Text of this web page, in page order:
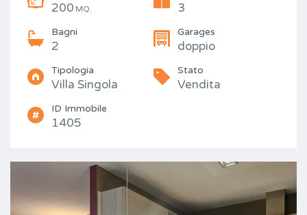
200 MQ. 3
Bagni
2
Garages
doppio
Tipologia
Villa Singola
Stato
Vendita
ID Immobile
1405